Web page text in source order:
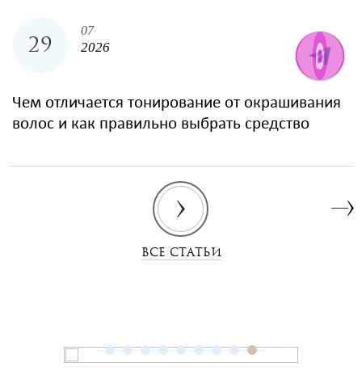
29
07
2026
Чем отличается тонирование от окрашивания
волос и как правильно выбрать средство
ВСЕ СТАТЬИ